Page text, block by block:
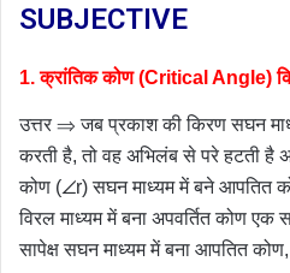
SUBJECTIVE
1. क्रांतिक कोण (Critical Angle)
उत्तर ⇒ जब प्रकाश की किरण सघन
करती है, तो वह अभिलंब से परे हटती है
कोण (∠r) सघन माध्यम में बने आपतित
विरल माध्यम में बना अपवर्तित कोण
सापेक्ष सघन माध्यम में बना आपतित